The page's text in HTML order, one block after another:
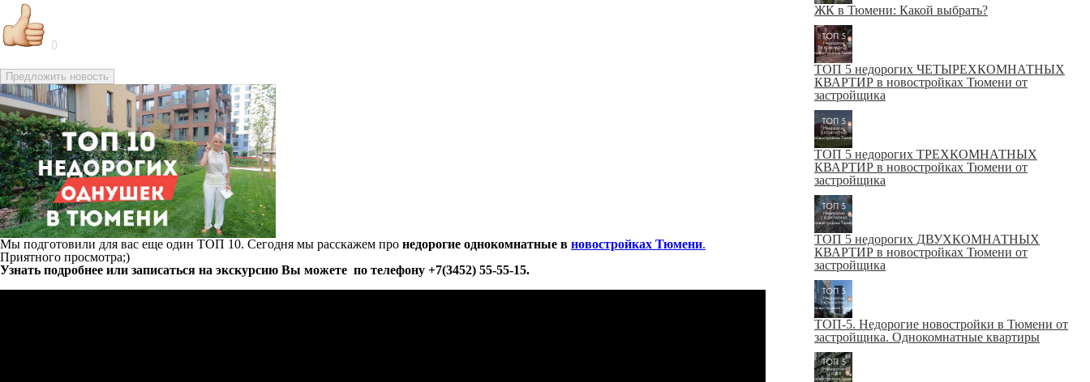
0
Предложить новость
Мы подготовили для вас еще один ТОП 10. Сегодня мы расскажем про недорогие однокомнатные в новостройках Тюмени.
Приятного просмотра;)
Узнать подробнее или записаться на экскурсию Вы можете по телефону +7(3452) 55-55-15.
ЖК в Тюмени: Какой выбрать?
ТОП 5 недорогих ЧЕТЫРЕХКОМНАТНЫХ
КВАРТИР в новостройках Тюмени от
застройщика
ТОП 5 недорогих ТРЕХКОМНАТНЫХ
КВАРТИР в новостройках Тюмени от
застройщика
ТОП 5 недорогих ДВУХКОМНАТНЫХ
КВАРТИР в новостройках Тюмени от
застройщика
ТОП-5. Недорогие новостройки в Тюмени от
застройщика. Однокомнатные квартиры